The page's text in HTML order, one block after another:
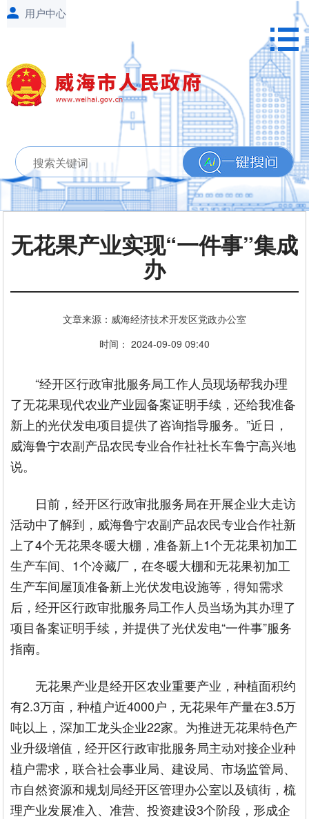
无花果产业实现“一件事”集成
办
文章来源：威海经济技术开发区党政办公室
时间： 2024-09-09 09:40
“经开区行政审批服务局工作人员现场帮我办理
了无花果现代农业产业园备案证明手续，还给我准备
新上的光伏发电项目提供了咨询指导服务。”近日，
威海鲁宁农副产品农民专业合作社社长车鲁宁高兴地
说。
日前，经开区行政审批服务局在开展企业大走访
活动中了解到，威海鲁宁农副产品农民专业合作社新
上了4个无花果冬暖大棚，准备新上1个无花果初加工
生产车间、1个冷藏厂，在冬暖大棚和无花果初加工
生产车间屋顶准备新上光伏发电设施等，得知需求
后，经开区行政审批服务局工作人员当场为其办理了
项目备案证明手续，并提供了光伏发电“一件事”服务
指南。
无花果产业是经开区农业重要产业，种植面积约
有2.3万亩，种植户近4000户，无花果年产量在3.5万
吨以上，深加工龙头企业22家。为推进无花果特色产
业升级增值，经开区行政审批服务局主动对接企业种
植户需求，联合社会事业局、建设局、市场监管局、
市自然资源和规划局经开区管理办公室以及镇街，梳
理产业发展准入、准营、投资建设3个阶段，形成企